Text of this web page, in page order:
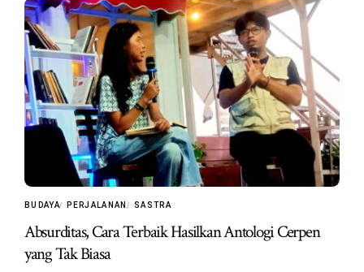
BUDAYA PERJALANAN SASTRA
Absurditas, Cara Terbaik Hasilkan Antologi Cerpen
yang Tak Biasa